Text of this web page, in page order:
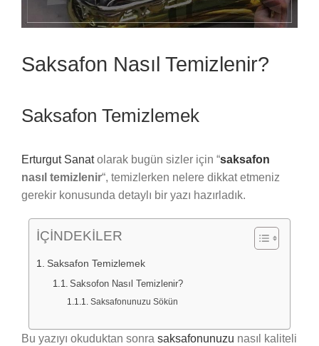
Saksafon Nasıl Temizlenir?
Saksafon Temizlemek
Erturgut Sanatolarak bugün sizler için “saksafon
nasıl temizlenir“, temizlerken nelere dikkat etmeniz
gerekir konusunda detaylı bir yazı hazırladık.
İÇİNDEKİLER
Saksafon Temizlemek
Saksofon Nasıl Temizlenir?
Saksafonunuzu Sökün
Bu yazıyı okuduktan sonra saksafonunuzu nasıl kaliteli